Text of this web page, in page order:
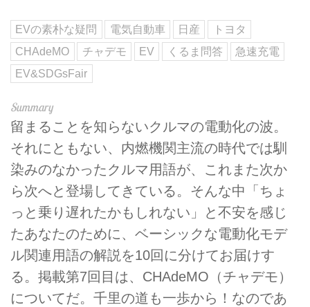
EVの素朴な疑問 電気自動車 日産
トヨタ
CHAdeMO
チャデモ EV くるま問答
急速充電
EV&SDGsFair
留まることを知らないクルマの電動化の波。
それにともない、内燃機関主流の時代では馴
染みのなかったクルマ用語が、これまた次か
ら次へと登場してきている。そんな中「ちょ
っと乗り遅れたかもしれない」と不安を感じ
たあなたのために、ベーシックな電動化モデ
ル関連用語の解説を10回に分けてお届けす
る。掲載第7回目は、CHAdeMO（チャデモ）
についてだ。千里の道も一歩から！なのであ